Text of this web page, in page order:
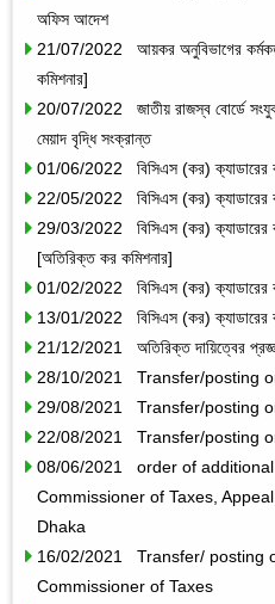
অফিস আদেশ
21/07/2022 আয়কর অনুবিভাগের
কমিশনার]
20/07/2022 জাতীয় রাজস্ব বোর্ডে
মেয়াদ বৃদ্ধি সংক্রান্ত
01/06/2022 বিসিএস (কর) ক্যাডারের
22/05/2022 বিসিএস (কর) ক্যাডারের
29/03/2022 বিসিএস (কর) ক্যাডারের
[অতিরিক্ত কর কমিশনার]
01/02/2022 বিসিএস (কর) ক্যাডারের
13/01/2022 বিসিএস (কর) ক্যাডারের
21/12/2021 অতিরিক্ত দায়িত্বের
28/10/2021 Transfer/posting
29/08/2021 Transfer/posting
22/08/2021 Transfer/posting
08/06/2021 order of
Commissioner of Taxes,
Dhaka
16/02/2021 Transfer/ posting
Commissioner of Taxes